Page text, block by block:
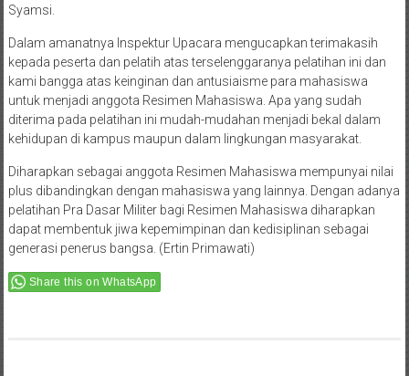
Syamsi.
Dalam amanatnya Inspektur Upacara mengucapkan terimakasih
kepada peserta dan pelatih atas terselenggaranya pelatihan ini dan
kami bangga atas keinginan dan antusiaisme para mahasiswa
untuk menjadi anggota Resimen Mahasiswa. Apa yang sudah
diterima pada pelatihan ini mudah-mudahan menjadi bekal dalam
kehidupan di kampus maupun dalam lingkungan masyarakat.
Diharapkan sebagai anggota Resimen Mahasiswa mempunyai nilai
plus dibandingkan dengan mahasiswa yang lainnya. Dengan adanya
pelatihan Pra Dasar Militer bagi Resimen Mahasiswa diharapkan
dapat membentuk jiwa kepemimpinan dan kedisiplinan sebagai
generasi penerus bangsa. (Ertin Primawati)
Share this on WhatsApp